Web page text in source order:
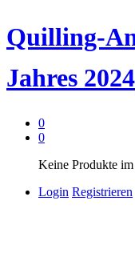
Quilling-
Jahres 2024
0
0
Keine Produkte
Login Registrieren